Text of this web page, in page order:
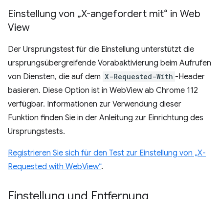
Einstellung von „X-angefordert mit“ in Web
View
Der Ursprungstest für die Einstellung unterstützt die
ursprungsübergreifende Vorabaktivierung beim Aufrufen
von Diensten, die auf dem X-Requested-With -Header
basieren. Diese Option ist in WebView ab Chrome 112
verfügbar. Informationen zur Verwendung dieser
Funktion finden Sie in der Anleitung zur Einrichtung des
Ursprungstests.
Registrieren Sie sich für den Test zur Einstellung von „X-
Requested with WebView“.
Einstellung und Entfernung